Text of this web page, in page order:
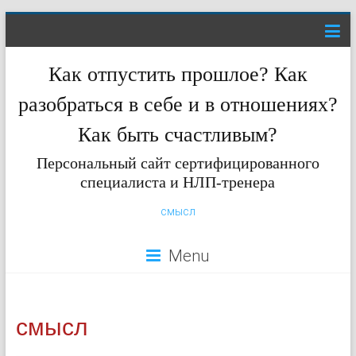
Как отпустить прошлое? Как
разобраться в себе и в отношениях?
Как быть счастливым?
Персональный сайт сертифицированного
специалиста и НЛП-тренера
смысл
Menu
смысл